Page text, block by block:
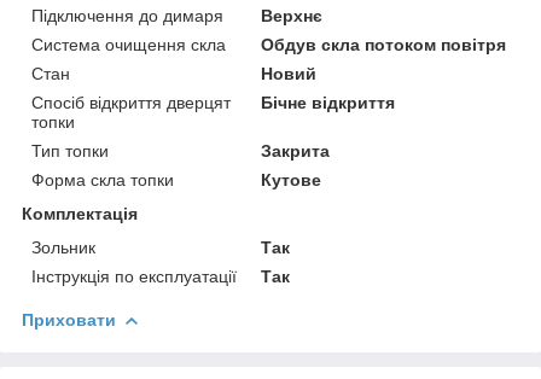
Підключення до димаря
Верхнє
Система очищення скла
Обдув скла потоком повітря
Стан
Новий
Спосіб відкриття дверцят
топки
Бічне відкриття
Тип топки
Закрита
Форма скла топки
Кутове
Комплектація
Зольник
Так
Інструкція по експлуатації
Так
Приховати